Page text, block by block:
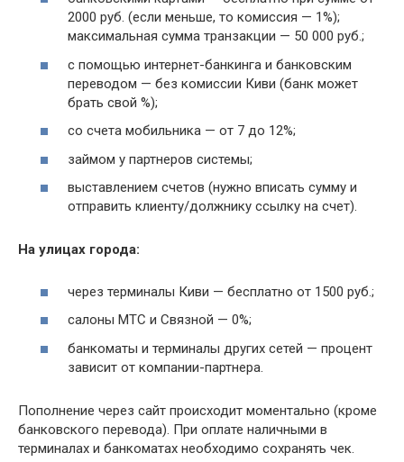
2000 руб. (если меньше, то комиссия — 1%);
максимальная сумма транзакции — 50 000 руб.;
с помощью интернет-банкинга и банковским
переводом — без комиссии Киви (банк может
брать свой %);
со счета мобильника — от 7 до 12%;
займом у партнеров системы;
выставлением счетов (нужно вписать сумму и
отправить клиенту/должнику ссылку на счет).
На улицах города:
через терминалы Киви — бесплатно от 1500 руб.;
салоны МТС и Связной — 0%;
банкоматы и терминалы других сетей — процент
зависит от компании-партнера.
Пополнение через сайт происходит моментально (кроме
банковского перевода). При оплате наличными в
терминалах и банкоматах необходимо сохранять чек.